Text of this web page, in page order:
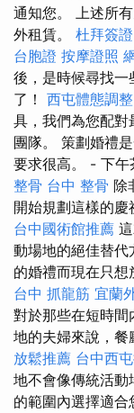
通知您。 上述所
外租賃。 杜拜簽證
台胞證 按摩證照
後，是時候尋找一
了！ 西屯體態調整
具，我們為您配對
團隊。 策劃婚禮
要求很高。 - 下午
整骨 台中 整骨 除
開始規劃這樣的慶
台中國術館推薦
動場地的絕佳替
的婚禮而現在只想
台中 抓龍筋 宜蘭
對於那些在短時
地的夫婦來說，餐
放鬆推薦 台中西
地不會像傳統活動
的範圍內選擇適